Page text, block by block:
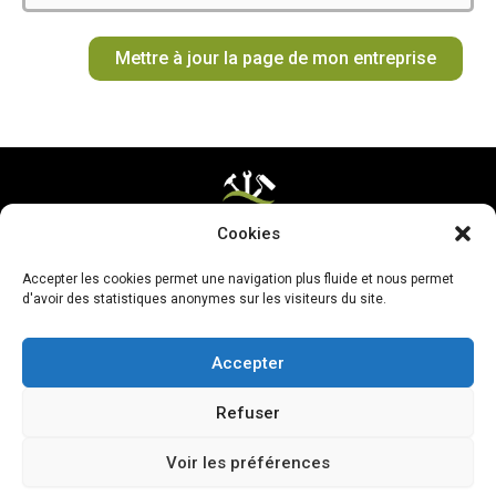
Cookies
Accepter les cookies permet une navigation plus fluide et nous permet
d'avoir des statistiques anonymes sur les visiteurs du site.
Accepter
Refuser
Voir les préférences
o
o
k
g
r
a
k
b
e
t
t
e
r
e
s
Mettre à jour la page de mon entreprise
Mettre ma page à jour